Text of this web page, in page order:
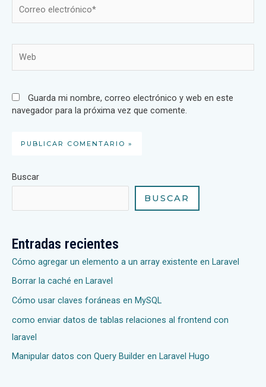
Guarda mi nombre, correo electrónico y web en este
navegador para la próxima vez que comente.
Buscar
BUSCAR
Entradas recientes
Cómo agregar un elemento a un array existente en Laravel
Borrar la caché en Laravel
Cómo usar claves foráneas en MySQL
como enviar datos de tablas relaciones al frontend con
laravel
Manipular datos con Query Builder en Laravel Hugo